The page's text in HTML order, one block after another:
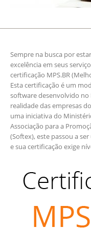
Sempre na busca por
excelência em seus
certificação MPS.BR
Esta certificação é um
software desenvolvido
realidade das empresas
uma iniciativa do
Associação para a
(Softex), este passou a
e sua certificação exige